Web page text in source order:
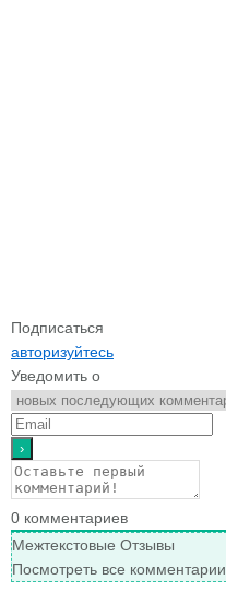
Подписаться
авторизуйтесь
Уведомить о
0 комментариев
Межтекстовые Отзывы
Посмотреть все комментарии